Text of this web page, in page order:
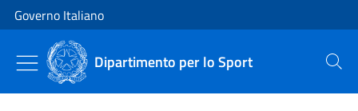
Vai al contenuto
Vai alla navigazione del sito
Governo Italiano
Dipartimento per lo Sport Cerca